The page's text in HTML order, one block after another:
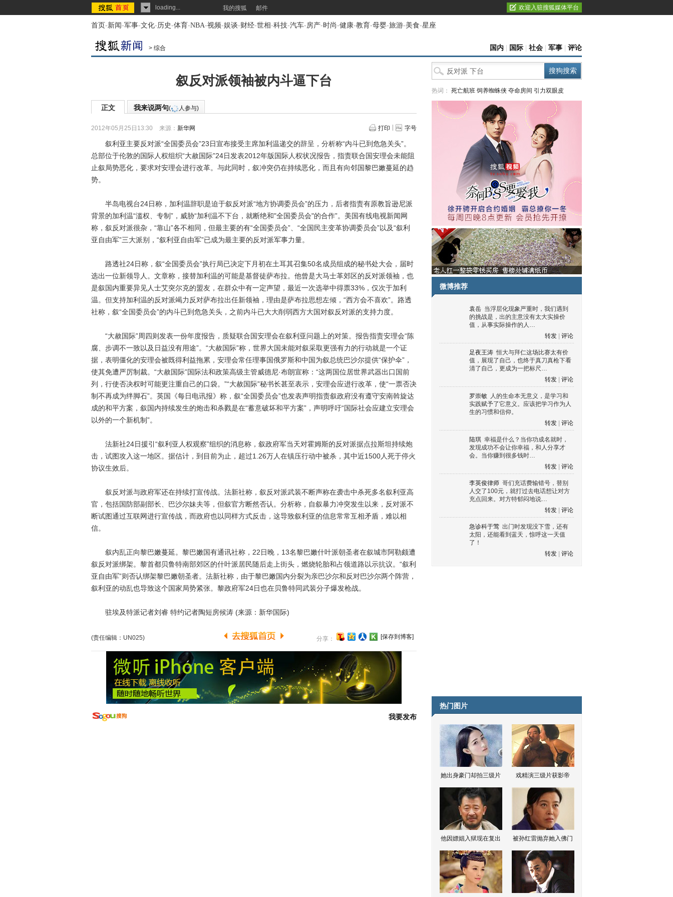
loading... 我的搜狐 邮件 欢迎入驻搜狐媒体平台
首页-新闻-军事-文化-历史-体育-NBA-视频-娱谈-财经-世相-科技-汽车-房产-时尚-健康-教育-母婴-旅游-美食-星座
> 综合 国内 国际 社会 军事 评论
叙反对派领袖被内斗逼下台
正文 我来说两句( 人参与)
2012年05月25日13:30 来源： 新华网 打印 字号
叙利亚主要反对派“全国委员会”23日宣布接受主席加利温递交的辞呈，分析称“内斗已到危急关头”。
总部位于伦敦的国际人权组织“大赦国际”24日发表2012年版国际人权状况报告，指责联合国安理会未能阻
止叙局势恶化，要求对安理会进行改革。与此同时，叙冲突仍在持续恶化，而且有向邻国黎巴嫩蔓延的趋
势。
半岛电视台24日称，加利温辞职是迫于叙反对派“地方协调委员会”的压力，后者指责有原教旨逊尼派
背景的加利温“滥权、专制”，威胁“加利温不下台，就断绝和"全国委员会"的合作”。美国有线电视新闻网
称，叙反对派很杂，“靠山”各不相同，但最主要的有“全国委员会”、“全国民主变革协调委员会”以及“叙利
亚自由军”三大派别，“叙利亚自由军”已成为最主要的反对派军事力量。
路透社24日称，叙“全国委员会”执行局已决定下月初在土耳其召集50名成员组成的秘书处大会，届时
选出一位新领导人。文章称，接替加利温的可能是基督徒萨布拉。他曾是大马士革郊区的反对派领袖，也
是叙国内重要异见人士艾突尔克的盟友，在群众中有一定声望，最近一次选举中得票33%，仅次于加利
温。但支持加利温的反对派竭力反对萨布拉出任新领袖，理由是萨布拉思想左倾，“西方会不喜欢”。路透
社称，叙“全国委员会”的内斗已到危急关头，之前内斗已大大削弱西方大国对叙反对派的支持力度。
“大赦国际”周四则发表一份年度报告，质疑联合国安理会在叙利亚问题上的对策。报告指责安理会“陈
腐、步调不一致以及日益没有用途”。“大赦国际”称，世界大国未能对叙采取更强有力的行动就是一个证
据，表明僵化的安理会被既得利益拖累，安理会常任理事国俄罗斯和中国为叙总统巴沙尔提供“保护伞”，
使其免遭严厉制裁。“大赦国际”国际法和政策高级主管威德尼·布朗宣称：“这两国位居世界武器出口国前
列，行使否决权时可能更注重自己的口袋。”“大赦国际”秘书长甚至表示，安理会应进行改革，使“一票否决
制不再成为绊脚石”。英国《每日电讯报》称，叙“全国委员会”也发表声明指责叙政府没有遵守安南斡旋达
成的和平方案，叙国内持续发生的炮击和杀戮是在“蓄意破坏和平方案”，声明呼吁“国际社会应建立安理会
以外的一个新机制”。
法新社24日援引“叙利亚人权观察”组织的消息称，叙政府军当天对霍姆斯的反对派据点拉斯坦持续炮
击，试图攻入这一地区。据估计，到目前为止，超过1.26万人在镇压行动中被杀，其中近1500人死于停火
协议生效后。
叙反对派与政府军还在持续打宣传战。法新社称，叙反对派武装不断声称在袭击中杀死多名叙利亚高
官，包括国防部副部长、巴沙尔妹夫等，但叙官方断然否认。分析称，自叙暴力冲突发生以来，反对派不
断试图通过互联网进行宣传战，而政府也以同样方式反击，这导致叙利亚的信息常常互相矛盾，难以相
信。
叙内乱正向黎巴嫩蔓延。黎巴嫩国有通讯社称，22日晚，13名黎巴嫩什叶派朝圣者在叙城市阿勒颇遭
叙反对派绑架。黎首都贝鲁特南部郊区的什叶派居民随后走上街头，燃烧轮胎和占领道路以示抗议。“叙利
亚自由军”则否认绑架黎巴嫩朝圣者。法新社称，由于黎巴嫩国内分裂为亲巴沙尔和反对巴沙尔两个阵营，
叙利亚的动乱也导致这个国家局势紧张。黎政府军24日也在贝鲁特同武装分子爆发枪战。
驻埃及特派记者刘睿 特约记者陶短房候涛 (来源：新华国际)
(责任编辑：UN025) 分享： [保存到博客]
我要发布
热词： 死亡航班 饲养蜘蛛侠 夺命房间 引力双眼皮
微博推荐
袁岳 当浮层化现象严重时，我们遇到
的挑战是，出的主意没有太大实操价
值，从事实际操作的人…
转发
评论
足夜王涛 恒大与拜仁这场比赛太有价
值，展现了自己，也终于真刀真枪下看
清了自己，更成为一把标尺…
转发
评论
罗崇敏 人的生命本无意义，是学习和
实践赋予了它意义。应该把学习作为人
生的习惯和信仰。
转发
评论
陆琪 幸福是什么？当你功成名就时，
发现成功不会让你幸福，和人分享才
会。当你赚到很多钱时…
转发
评论
李英俊律师 哥们充话费输错号，替别
人交了100元，就打过去电话想让对方
充点回来。对方特郁闷地说…
转发
评论
急诊科于莺 出门时发现没下雪，还有
太阳，还能看到蓝天，惊呼这一天值
了！
转发
评论
热门图片
她出身豪门却拍三级片 戏精演三级片获影帝
他因嫖娼入狱现在复出 被孙红雷抛弃她入佛门